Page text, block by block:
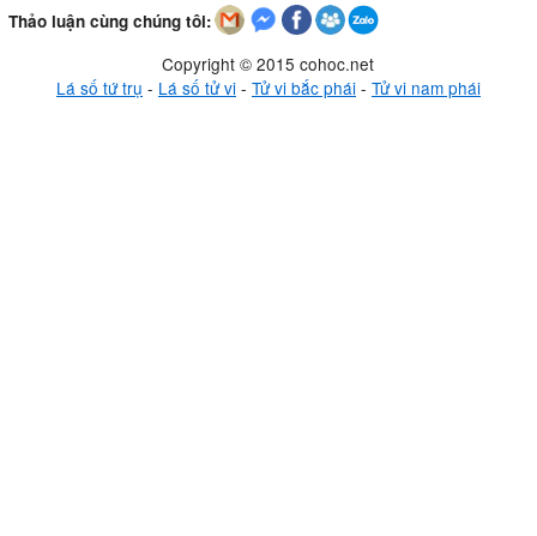
Thảo luận cùng chúng tôi:
Copyright © 2015 cohoc.net
Lá số tứ trụ - Lá số tử vi- Tử vi bắc phái- Tử vi nam phái